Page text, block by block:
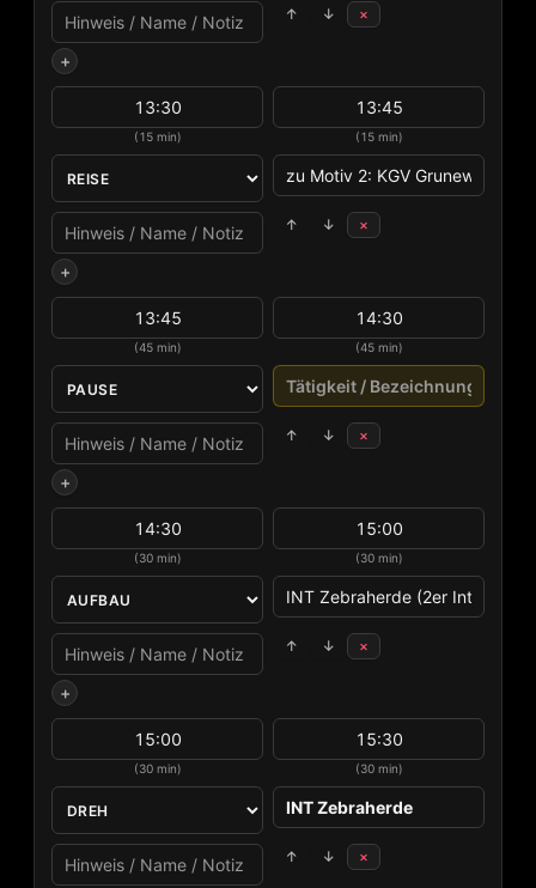
↑ ↓ ×
+
(15 min) (15 min)
↑ ↓ ×
+
(45 min) (45 min)
↑ ↓ ×
+
(30 min) (30 min)
↑ ↓ ×
+
(30 min) (30 min)
↑ ↓ ×